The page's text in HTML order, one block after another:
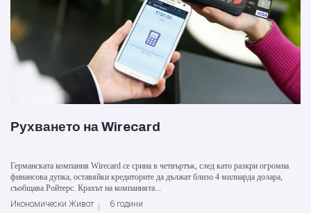
Рухването на Wirecard
Германската компания Wirecard се срина в четвъртък, след като разкри огромна
финансова дупка, оставяйки кредиторите да дължат близо 4 милиарда долара,
съобщава Ройтерс. Крахът на компанията...
Икономически Живот
6 години